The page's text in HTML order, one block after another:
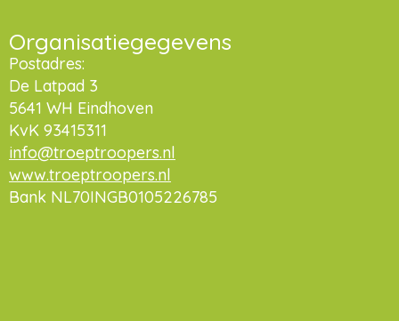
Organisatiegegevens
Postadres:
De Latpad 3
5641 WH Eindhoven
KvK 93415311
info@troeptroopers.nl
www.troeptroopers.nl
Bank NL70INGB0105226785